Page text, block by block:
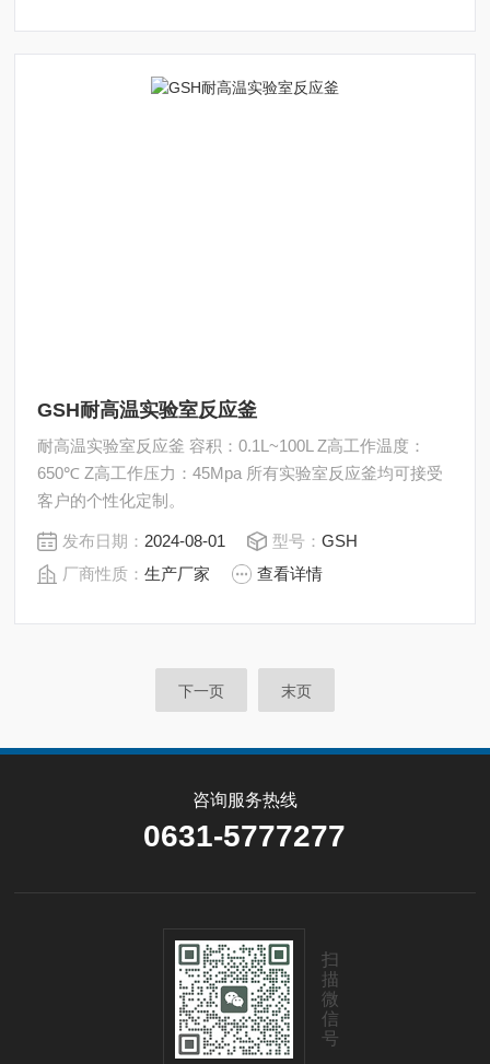
GSH耐高温实验室反应釜
耐高温实验室反应釜 容积：0.1L~100L Z高工作温度：
650℃ Z高工作压力：45Mpa 所有实验室反应釜均可接受
客户的个性化定制。
发布日期： 2024-08-01 型号：GSH
厂商性质：生产厂家 查看详情
下一页 末页
咨询服务热线
0631-5777277
扫
描
微
信
号